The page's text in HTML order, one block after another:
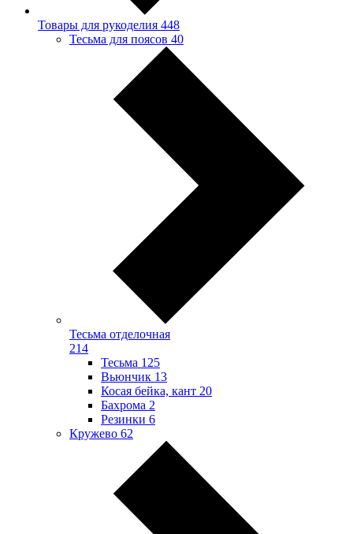
Товары для рукоделия 448
Тесьма для поясов 40
Тесьма отделочная
214
Тесьма 125
Вьюнчик 13
Косая бейка, кант 20
Бахрома 2
Резинки 6
Кружево 62